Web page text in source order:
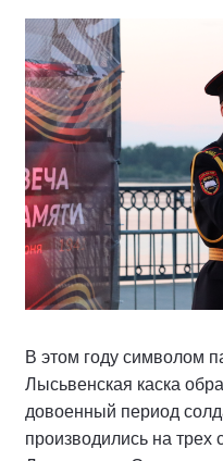
В этом году символом
Лысьвенская каска
довоенный период
производились на трех